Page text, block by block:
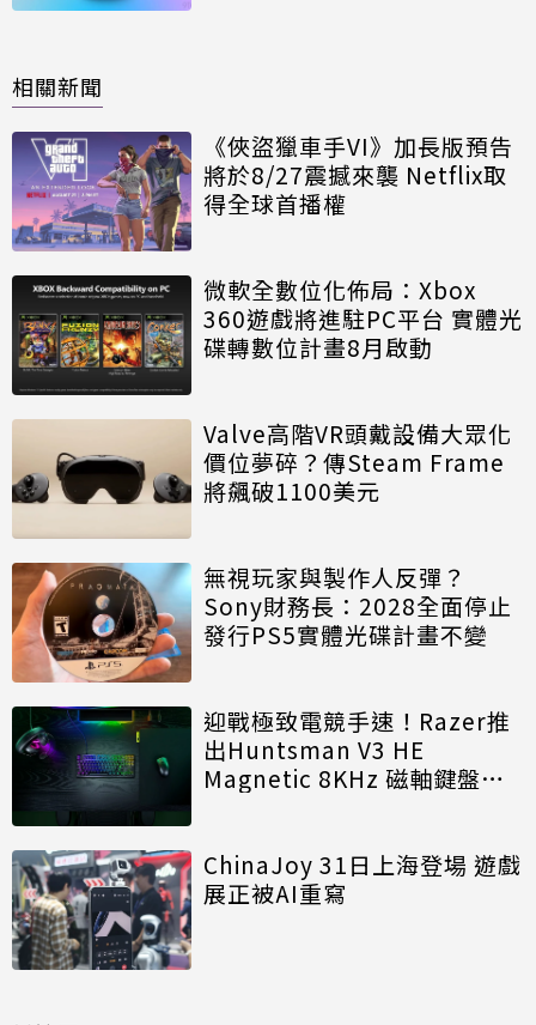
相關新聞
《俠盜獵車手VI》加長版預告
將於8/27震撼來襲 Netflix取
得全球首播權
微軟全數位化佈局：Xbox
360遊戲將進駐PC平台 實體光
碟轉數位計畫8月啟動
Valve高階VR頭戴設備大眾化
價位夢碎？傳Steam Frame
將飆破1100美元
無視玩家與製作人反彈？
Sony財務長：2028全面停止
發行PS5實體光碟計畫不變
迎戰極致電競手速！Razer推
出Huntsman V3 HE
Magnetic 8KHz 磁軸鍵盤效
ChinaJoy 31日上海登場 遊戲
展正被AI重寫